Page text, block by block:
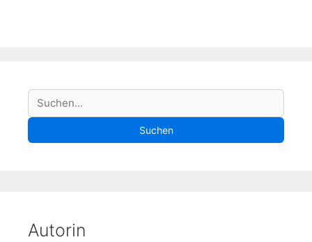
S
u
c
Suchen
Suchen
Autorin